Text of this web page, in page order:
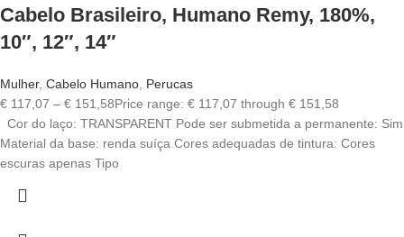
Cabelo Brasileiro, Humano Remy, 180%,
10″, 12″, 14″
Mulher, Cabelo Humano, Perucas
€ 117,07 – € 151,58Price range: € 117,07 through € 151,58
Cor do laço: TRANSPARENT Pode ser submetida a permanente: Sim
Material da base: renda suíça Cores adequadas de tintura: Cores
escuras apenas Tipo